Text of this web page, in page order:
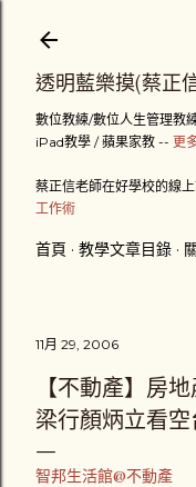
透明藍樂摸(蔡正
數位教練/數位人生管理教
iPad教學 / 蘋果家教 -- 更
蔡正信老師在好學校的線
工作術
首頁 教學文章目錄
11月 29, 2006
【不動產】房
梁行顏炳立看空
智邦生活館@不動產